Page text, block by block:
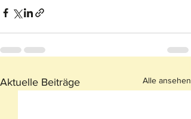
Aktuelle Beiträge Alle ansehen